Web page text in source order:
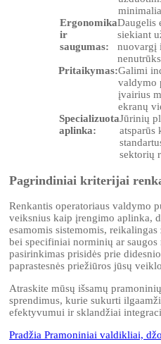
Ergonomika
ir
saugumas:
Daugelis
siekiant
nuovargį
Pritaikymas:Galimi
valdymo
įvairius
ekranų
Specializuota
aplinka:
Jūrinių
atsparūs
sektorių
Pagrindiniai kriterijai
Renkantis operatoriaus valdymo
veiksnius kaip įrengimo aplinka,
esamomis sistemomis,
bei specifiniai norminių ar
pasirinkimas prisidės prie
paprastesnės priežiūros jūsų
Atraskite mūsų išsamų
sprendimus, kurie sukurti
efektyvumui ir sklandžiai
Pradžia Pramoniniai valdikliai,